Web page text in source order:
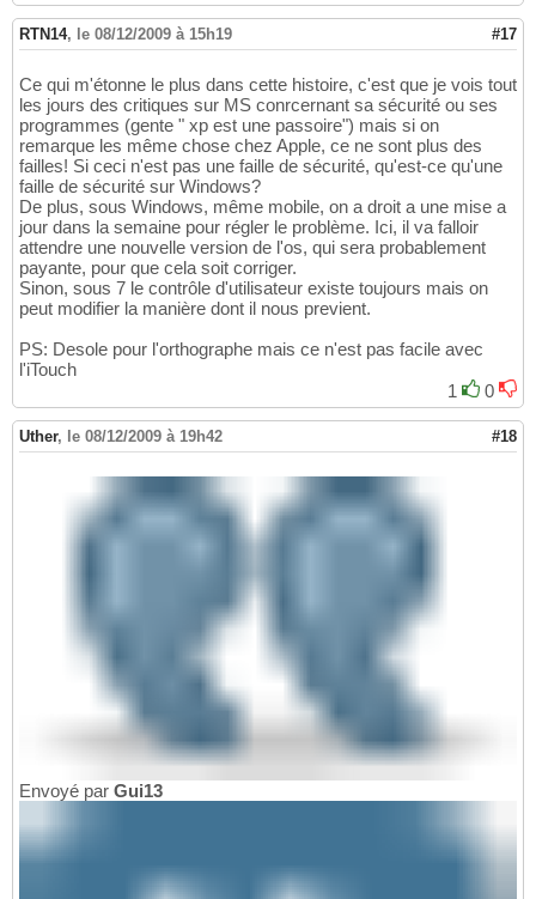
RTN14, le 08/12/2009 à 15h19 #17
Ce qui m'étonne le plus dans cette histoire, c'est que je vois tout
les jours des critiques sur MS conrcernant sa sécurité ou ses
programmes (gente " xp est une passoire") mais si on
remarque les même chose chez Apple, ce ne sont plus des
failles! Si ceci n'est pas une faille de sécurité, qu'est-ce qu'une
faille de sécurité sur Windows?
De plus, sous Windows, même mobile, on a droit a une mise a
jour dans la semaine pour régler le problème. Ici, il va falloir
attendre une nouvelle version de l'os, qui sera probablement
payante, pour que cela soit corriger.
Sinon, sous 7 le contrôle d'utilisateur existe toujours mais on
peut modifier la manière dont il nous previent.
PS: Desole pour l'orthographe mais ce n'est pas facile avec
l'iTouch
1
0
Uther, le 08/12/2009 à 19h42 #18
Envoyé par Gui13